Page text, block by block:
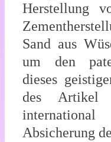
Herstellung
Sand aus
um den
dieses
des
Absicherung